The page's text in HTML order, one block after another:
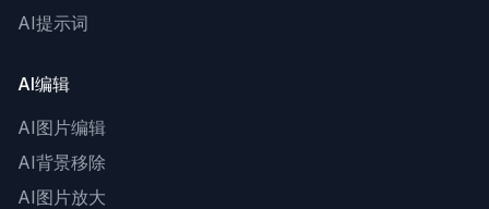
AI提示词
AI编辑
AI图片编辑
AI背景移除
AI图片放大